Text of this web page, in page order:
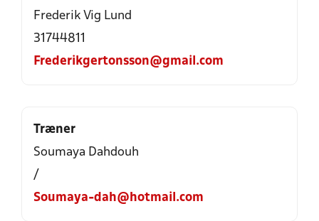
Frederik Vig Lund
31744811
Frederikgertonsson@gmail.com
Træner
Soumaya Dahdouh
/
Soumaya-dah@hotmail.com